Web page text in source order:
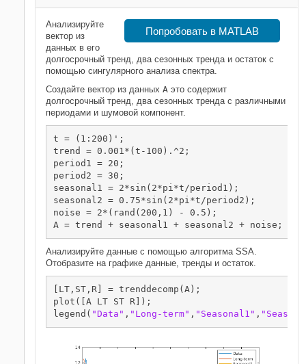
Попробовать в MATLAB
Анализируйте
вектор из
данных в его
долгосрочный тренд, два сезонных тренда и остаток с
помощью сингулярного анализа спектра.
Создайте вектор из данных A это содержит
долгосрочный тренд, два сезонных тренда с различными
периодами и шумовой компонент.
t = (1:200)';
trend = 0.001*(t-100).^2;
period1 = 20;
period2 = 30;
seasonal1 = 2*sin(2*pi*t/period1);
seasonal2 = 0.75*sin(2*pi*t/period2);
noise = 2*(rand(200,1) - 0.5);
A = trend + seasonal1 + seasonal2 + noise;
Анализируйте данные с помощью алгоритма SSA.
Отобразите на графике данные, тренды и остаток.
[LT,ST,R] = trenddecomp(A);
plot([A LT ST R]);
legend( "Data" , "Long-term" , "Seasonal1" ,